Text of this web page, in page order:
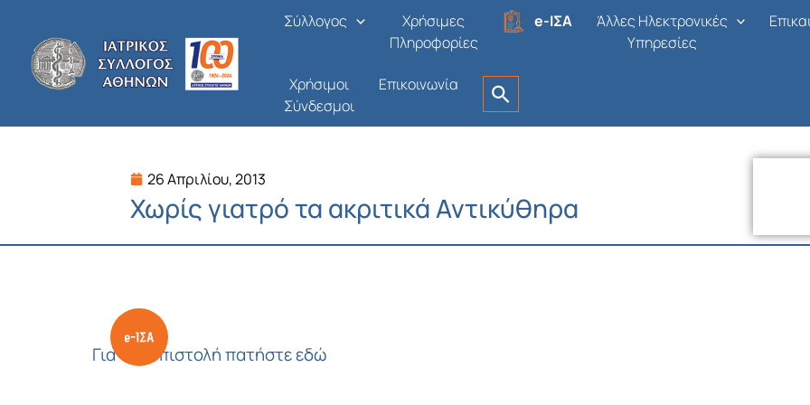
περιεχόμενο
Σύλλογος
Χρήσιμες
Πληροφορίες
e-ΙΣΑ
Άλλες Ηλεκτρονικές
Υπηρεσίες
Χρήσιμοι
Σύνδεσμοι
Επικοινωνία
26 Απριλίου, 2013
Χωρίς γιατρό τα ακριτικά Αντικύθηρα
Για την επιστολή πατήστε εδώ